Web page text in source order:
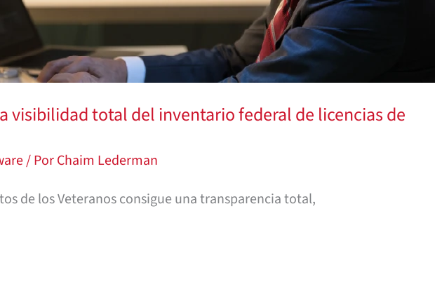
visibilidad total del inventario federal de licencias de
/ PorChaim Lederman
de los Veteranos consigue una transparencia total,